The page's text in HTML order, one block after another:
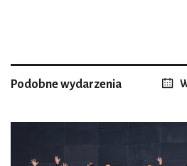
Podobne wydarzenia